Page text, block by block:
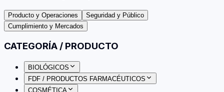
Producto y Operaciones
Seguridad y Público
Cumplimiento y Mercados
CATEGORÍA / PRODUCTO
BIOLÓGICOS
FDF / PRODUCTOS FARMACÉUTICOS
COSMÉTICA